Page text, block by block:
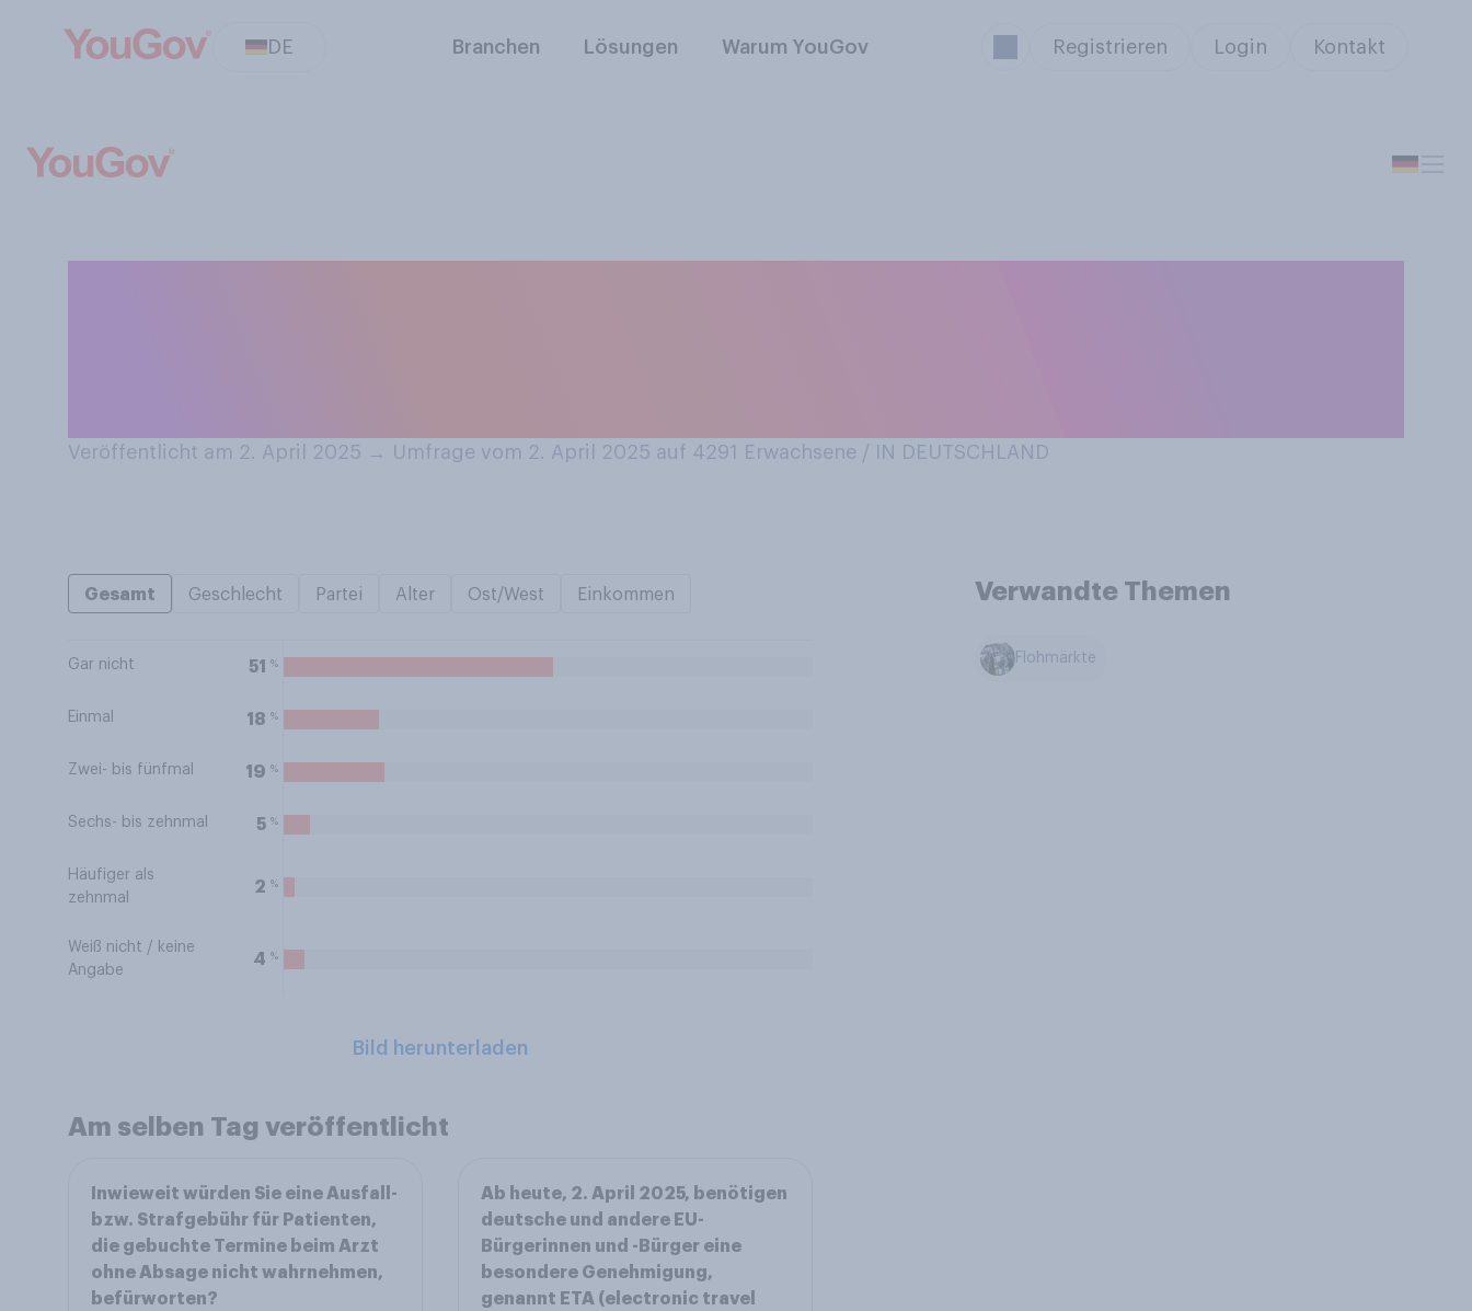
DE Branchen Lösungen Warum YouGov Registrieren Login Kontakt
Veröffentlicht am 2. April 2025 → Umfrage vom 2. April 2025 auf 4291 Erwachsene / IN DEUTSCHLAND
Gesamt Geschlecht Partei Alter Ost/West Einkommen
Gar nicht 51 %
Einmal 18 %
Zwei- bis fünfmal 19 %
Sechs- bis zehnmal 5 %
Häufiger als
zehnmal
2 %
Weiß nicht / keine
Angabe
4 %
Bild herunterladen
Verwandte Themen
Flohmärkte
Am selben Tag veröffentlicht
Inwieweit würden Sie eine Ausfall-
bzw. Strafgebühr für Patienten,
die gebuchte Termine beim Arzt
ohne Absage nicht wahrnehmen,
befürworten?
Ab heute, 2. April 2025, benötigen
deutsche und andere EU-
Bürgerinnen und -Bürger eine
besondere Genehmigung,
genannt ETA (electronic travel